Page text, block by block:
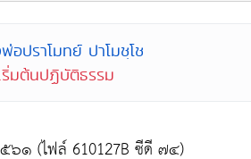
ปราโมทย์ ปาโมชฺโช
มต้นปฏิบัติธรรม
๖๑ (ไฟล์ 610127B ซีดี ๗๔)